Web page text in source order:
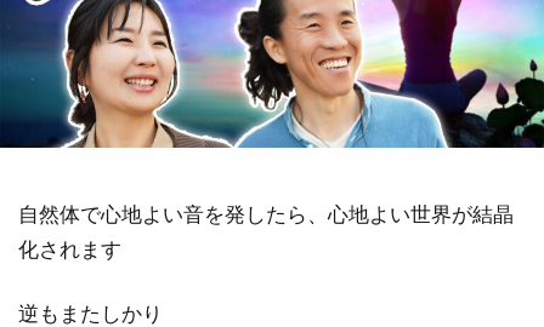
自然体で心地よい音を発したら、心地よい世界が結晶
化されます
逆もまたしかり
断食
旅 沖縄 満月
石川県
祓い
覚醒の学校 農業
金沢市
鎮魂
非二元